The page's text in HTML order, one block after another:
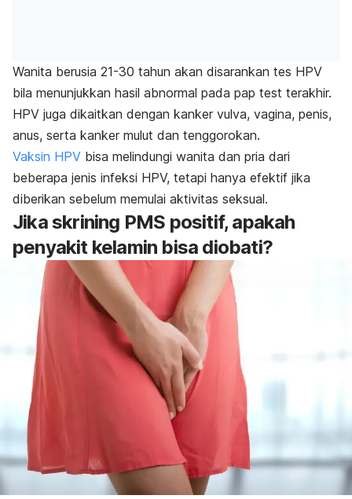
Wanita berusia 21-30 tahun akan disarankan tes HPV
bila menunjukkan hasil abnormal pada pap test terakhir.
HPV juga dikaitkan dengan kanker vulva, vagina, penis,
anus, serta kanker mulut dan tenggorokan.
Vaksin HPV bisa melindungi wanita dan pria dari
beberapa jenis infeksi HPV, tetapi hanya efektif jika
diberikan sebelum memulai aktivitas seksual.
Jika skrining PMS positif, apakah
penyakit kelamin bisa diobati?